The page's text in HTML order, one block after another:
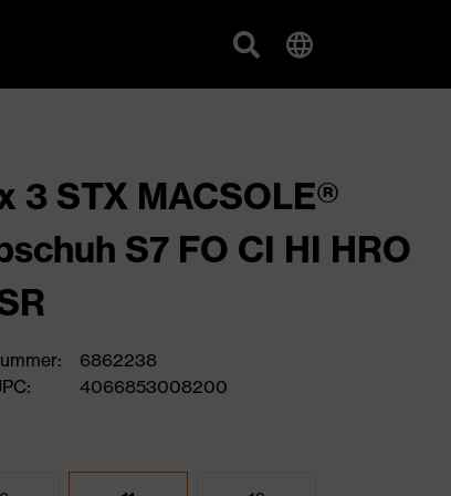
3 STX MACSOLE®
S7 FO CI HI HRO
6862238
4066853008200